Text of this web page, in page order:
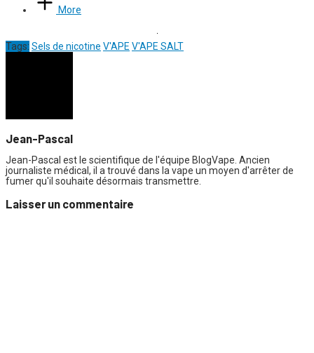
More
Tags: Sels de nicotine V'APE V'APE SALT
Jean-Pascal
Jean-Pascal est le scientifique de l'équipe BlogVape. Ancien
journaliste médical, il a trouvé dans la vape un moyen d'arrêter de
fumer qu'il souhaite désormais transmettre.
Laisser un commentaire